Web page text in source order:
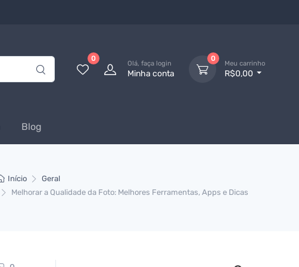
0
Olá, faça login
Minha conta
0
Meu carrinho
R$0,00
Blog
Início
Geral
Melhorar a Qualidade da Foto: Melhores Ferramentas, Apps e Dicas